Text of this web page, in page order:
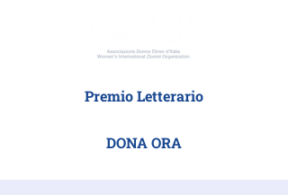
Premio Letterario
DONA ORA